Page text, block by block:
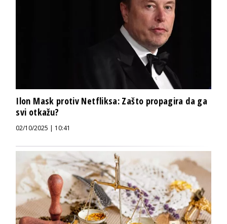
Ilon Mask protiv Netfliksa: Zašto propagira da ga
svi otkažu?
02/10/2025 | 10:41